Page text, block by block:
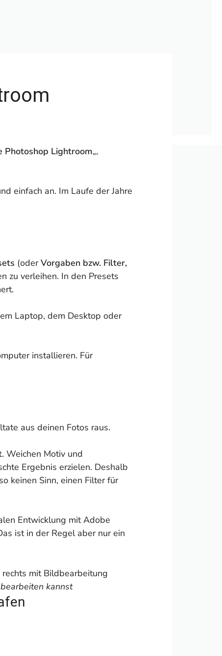
Photoshop Lightroom„,
einfach an. Im Laufe der Jahre
(oderVorgaben bzw. Filter,
zu verleihen. In den Presets
Laptop, dem Desktop oder
installieren. Für
aus deinen Fotos raus.
. Weichen Motiv und
Ergebnis erzielen. Deshalb
keinen Sinn, einen Filter für
Entwicklung mit Adobe
ist in der Regel aber nur ein
kannst